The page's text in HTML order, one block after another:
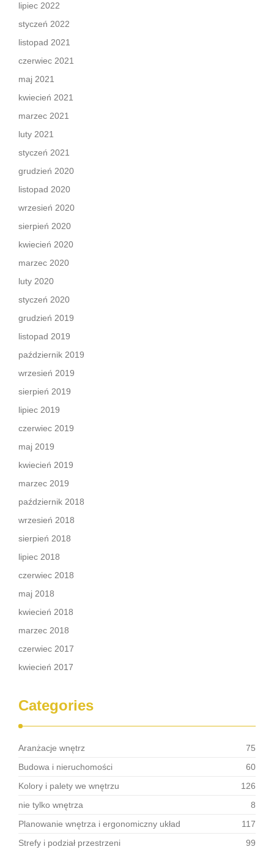
lipiec 2022
styczeń 2022
listopad 2021
czerwiec 2021
maj 2021
kwiecień 2021
marzec 2021
luty 2021
styczeń 2021
grudzień 2020
listopad 2020
wrzesień 2020
sierpień 2020
kwiecień 2020
marzec 2020
luty 2020
styczeń 2020
grudzień 2019
listopad 2019
październik 2019
wrzesień 2019
sierpień 2019
lipiec 2019
czerwiec 2019
maj 2019
kwiecień 2019
marzec 2019
październik 2018
wrzesień 2018
sierpień 2018
lipiec 2018
czerwiec 2018
maj 2018
kwiecień 2018
marzec 2018
czerwiec 2017
kwiecień 2017
Categories
Aranżacje wnętrz
75
Budowa i nieruchomości
60
Kolory i palety we wnętrzu
126
nie tylko wnętrza
8
Planowanie wnętrza i ergonomiczny układ
117
Strefy i podział przestrzeni
99